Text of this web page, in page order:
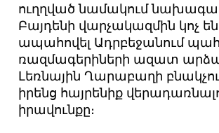
ուղղված նամակում
Բայդենի վարչակազմին կոչ
ապահովել Ադրբեջանում
ռազմագերիների ազատ
Լեռնային Ղարաբաղի
իրենց հայրենիք
իրավունքը։